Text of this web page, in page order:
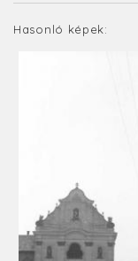
Hasonló képek: